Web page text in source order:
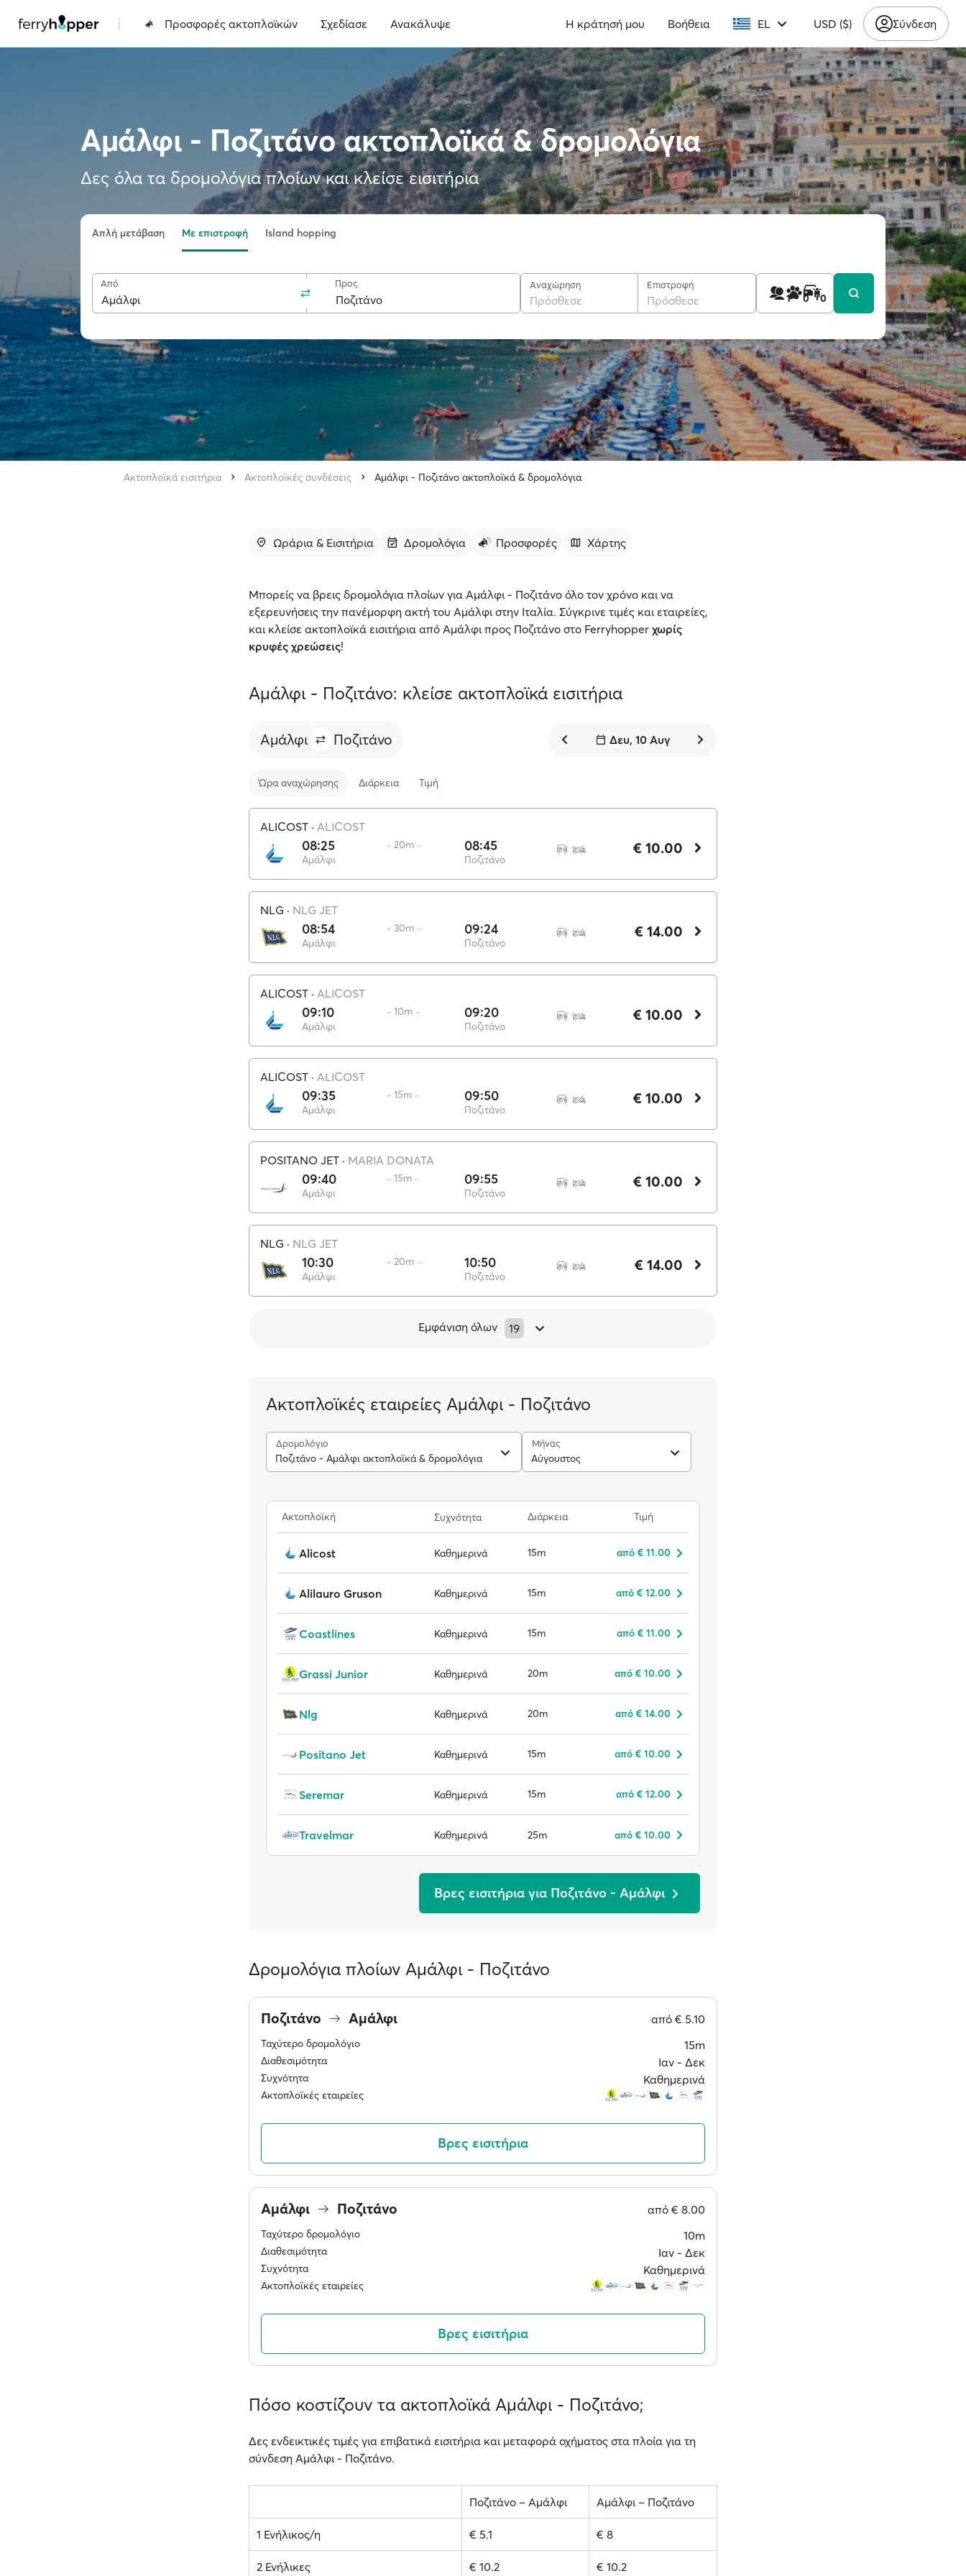
| Προσφορές ακτοπλοϊκών Σχεδίασε Ανακάλυψε Η κράτησή μου Βοήθεια EL USD ($) Σύνδεση
Αμάλφι - Ποζιτάνο ακτοπλοϊκά & δρομολόγια
Δες όλα τα δρομολόγια πλοίων και κλείσε εισιτήρια
Απλή μετάβαση Με επιστροφή Island hopping
Από Προς Αναχώρηση
Πρόσθεσε
Επιστροφή
Πρόσθεσε 1 0 0
Ακτοπλοϊκά εισιτήρια Ακτοπλοϊκές συνδέσεις Αμάλφι - Ποζιτάνο ακτοπλοϊκά & δρομολόγια
Ωράρια & Εισιτήρια Δρομολόγια Προσφορές Χάρτης
Μπορείς να βρεις δρομολόγια πλοίων για Αμάλφι - Ποζιτάνο όλο τον χρόνο και να
εξερευνήσεις την πανέμορφη ακτή του Αμάλφι στην Ιταλία. Σύγκρινε τιμές και εταιρείες,
και κλείσε ακτοπλοϊκά εισιτήρια από Αμάλφι προς Ποζιτάνο στο Ferryhopper χωρίς
κρυφές χρεώσεις!
Αμάλφι - Ποζιτάνο: κλείσε ακτοπλοϊκά εισιτήρια
Αμάλφι Ποζιτάνο Δευ, 10 Αυγ
Ώρα αναχώρησης Διάρκεια Τιμή
ALICOST · ALICOST
08:25
Αμάλφι
·· 20m ·· 08:45
Ποζιτάνο
€ 10.00
NLG · NLG JET
08:54
Αμάλφι
·· 30m ·· 09:24
Ποζιτάνο
€ 14.00
ALICOST · ALICOST
09:10
Αμάλφι
·· 10m ·· 09:20
Ποζιτάνο
€ 10.00
ALICOST · ALICOST
09:35
Αμάλφι
·· 15m ·· 09:50
Ποζιτάνο
€ 10.00
POSITANO JET · MARIA DONATA
09:40
Αμάλφι
·· 15m ·· 09:55
Ποζιτάνο
€ 10.00
NLG · NLG JET
10:30
Αμάλφι
·· 20m ·· 10:50
Ποζιτάνο
€ 14.00
Εμφάνιση όλων 19
Ακτοπλοϊκές εταιρείες Αμάλφι - Ποζιτάνο
Δρομολόγιο
Ποζιτάνο - Αμάλφι ακτοπλοϊκά & δρομολόγια
Μήνας
Αύγουστος
Ακτοπλοϊκή Συχνότητα Διάρκεια Τιμή
Alicost Καθημερινά 15m από € 11.00
Alilauro Gruson Καθημερινά 15m από € 12.00
Coastlines Καθημερινά 15m από € 11.00
Grassi Junior Καθημερινά 20m από € 10.00
Nlg Καθημερινά 20m από € 14.00
Positano Jet Καθημερινά 15m από € 10.00
Seremar Καθημερινά 15m από € 12.00
Travelmar Καθημερινά 25m από € 10.00
Βρες εισιτήρια για Ποζιτάνο - Αμάλφι
Δρομολόγια πλοίων Αμάλφι - Ποζιτάνο
Ποζιτάνο Αμάλφι από € 5.10
Ταχύτερο δρομολόγιο 15m
Διαθεσιμότητα Ιαν ‐ Δεκ
Συχνότητα Καθημερινά
Ακτοπλοϊκές εταιρείες
Βρες εισιτήρια
Αμάλφι Ποζιτάνο από € 8.00
Ταχύτερο δρομολόγιο 10m
Διαθεσιμότητα Ιαν ‐ Δεκ
Συχνότητα Καθημερινά
Ακτοπλοϊκές εταιρείες
Βρες εισιτήρια
Πόσο κοστίζουν τα ακτοπλοϊκά Αμάλφι - Ποζιτάνο;
Δες ενδεικτικές τιμές για επιβατικά εισιτήρια και μεταφορά οχήματος στα πλοία για τη
σύνδεση Αμάλφι - Ποζιτάνο.
Ποζιτάνο – Αμάλφι Αμάλφι – Ποζιτάνο
1 Ενήλικος/η € 5.1 € 8
2 Ενήλικες € 10.2 € 10.2